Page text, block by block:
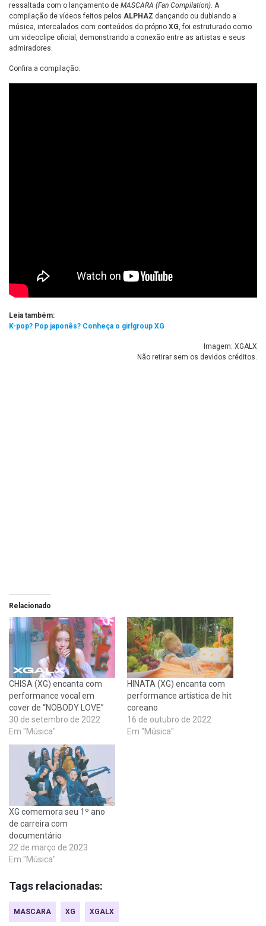
ressaltada com o lançamento de MASCARA (Fan Compilation). A
compilação de vídeos feitos pelos ALPHAZ dançando ou dublando a
música, intercalados com conteúdos do próprio XG, foi estruturado como
um videoclipe oficial, demonstrando a conexão entre as artistas e seus
admiradores.
Confira a compilação:
Leia também:
K-pop? Pop japonês? Conheça o girlgroup XG
Imagem: XGALX
Não retirar sem os devidos créditos.
Relacionado
CHISA (XG) encanta com
performance vocal em
cover de “NOBODY LOVE”
30 de setembro de 2022
Em "Música"
HINATA (XG) encanta com
performance artística de hit
coreano
16 de outubro de 2022
Em "Música"
XG comemora seu 1º ano
de carreira com
documentário
22 de março de 2023
Em "Música"
Tags relacionadas:
MASCARA XG XGALX